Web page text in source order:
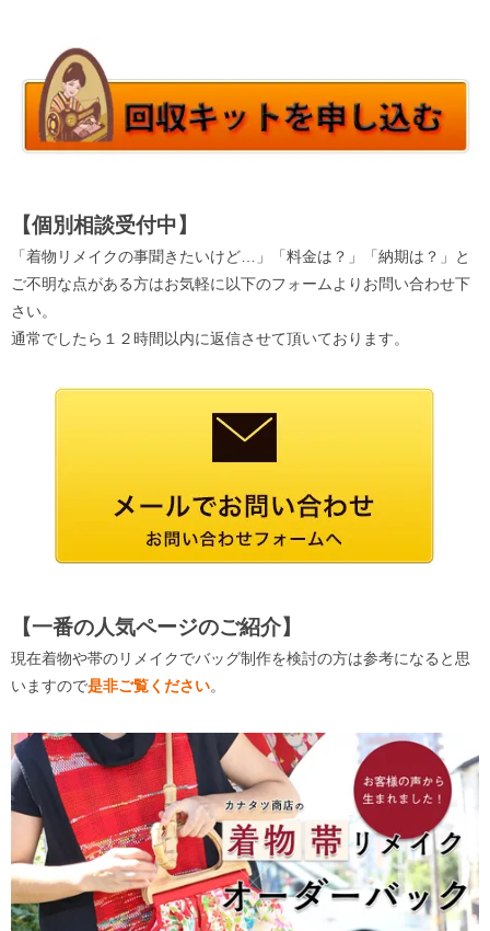
【個別相談受付中】
「着物リメイクの事聞きたいけど…」「料金は？」「納期は？」と
ご不明な点がある方はお気軽に以下のフォームよりお問い合わせ下
さい。
通常でしたら１２時間以内に返信させて頂いております。
【一番の人気ページのご紹介】
現在着物や帯のリメイクでバッグ制作を検討の方は参考になると思
いますので是非ご覧ください。